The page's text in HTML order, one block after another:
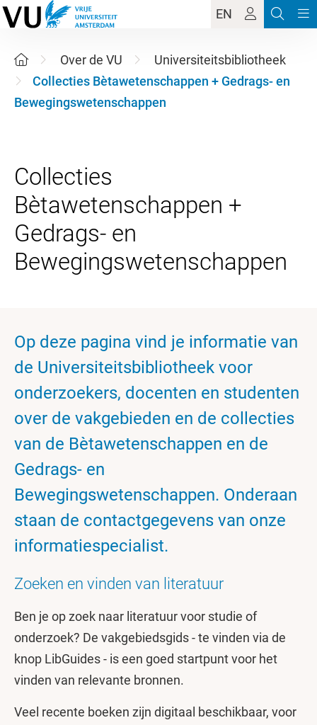
EN
Over de VU
Universiteitsbibliotheek
Collecties Bètawetenschappen + Gedrags- en
Bewegingswetenschappen
Collecties
Bètawetenschappen +
Gedrags- en
Op deze pagina vind je informatie van
de Universiteitsbibliotheek voor
onderzoekers, docenten en studenten
over de vakgebieden en de collecties
van de Bètawetenschappen en de
Gedrags- en
Bewegingswetenschappen. Onderaan
staan de contactgegevens van onze
informatiespecialist.
Zoeken en vinden van literatuur
Ben je op zoek naar literatuur voor studie of
onderzoek? De vakgebiedsgids - te vinden via de
knop LibGuides - is een goed startpunt voor het
vinden van relevante bronnen.
Veel recente boeken zijn digitaal beschikbaar, voor